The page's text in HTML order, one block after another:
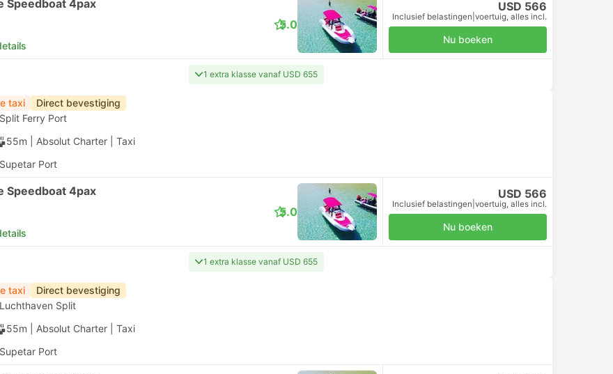
Speedboat 4pax
5.0
USD 566
Inclusief belastingen voertuig, alles incl.
Nu boeken
1 extra klasse vanaf USD 655
taxi Direct bevestiging
Split Ferry Port
55m | Absolut Charter Taxi
Supetar Port
Speedboat 4pax
5.0
USD 566
Inclusief belastingen voertuig, alles incl.
Nu boeken
1 extra klasse vanaf USD 655
taxi Direct bevestiging
Luchthaven Split
55m | Absolut Charter Taxi
Supetar Port